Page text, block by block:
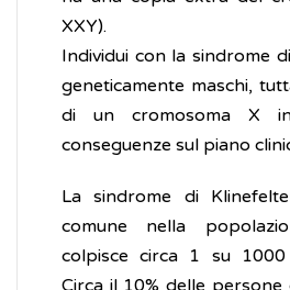
XXY).
Individui con la sindrome
geneticamente maschi,
di un cromosoma X
conseguenze sul piano
La sindrome di
comune nella
colpisce circa 1 su 1000